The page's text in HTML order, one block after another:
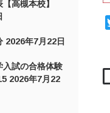
高槻本校】
2026年7月22日
試の合格体験
2026年7月22